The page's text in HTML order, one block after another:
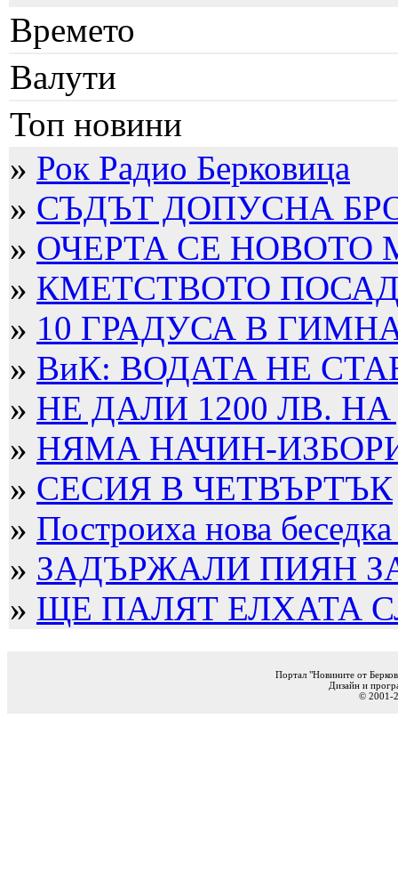
Времето
Валути
Топ новини
» Рок Радио Берковица
» СЪДЪТ ДОПУСНА
» ОЧЕРТА СЕ НОВОТО
» КМЕТСТВОТО
» 10 ГРАДУСА В
» ВиК: ВОДАТА НЕ
» НЕ ДАЛИ 1200 ЛВ.
» НЯМА НАЧИН-
» СЕСИЯ В ЧЕТВЪРТЪК
» Построиха нова
» ЗАДЪРЖАЛИ ПИЯН
» ЩЕ ПАЛЯТ ЕЛХАТА
Портал "Новините от
Дизайн и
© 2001-